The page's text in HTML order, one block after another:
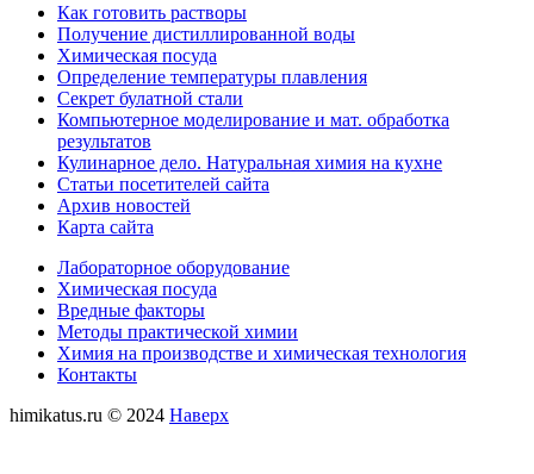
Как готовить растворы
Получение дистиллированной воды
Химическая посуда
Определение температуры плавления
Секрет булатной стали
Компьютерное моделирование и мат. обработка
результатов
Кулинарное дело. Натуральная химия на кухне
Статьи посетителей сайта
Архив новостей
Карта сайта
Лабораторное оборудование
Химическая посуда
Вредные факторы
Методы практической химии
Химия на производстве и химическая технология
Контакты
himikatus.ru © 2024 Наверх